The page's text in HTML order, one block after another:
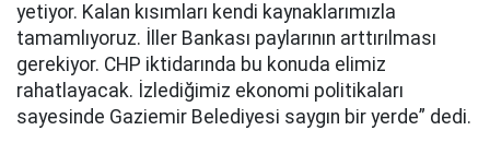
yetiyor. Kalan kısımları kendi kaynaklarımızla
tamamlıyoruz. İller Bankası paylarının arttırılması
gerekiyor. CHP iktidarında bu konuda elimiz
rahatlayacak. İzlediğimiz ekonomi politikaları
sayesinde Gaziemir Belediyesi saygın bir yerde” dedi.